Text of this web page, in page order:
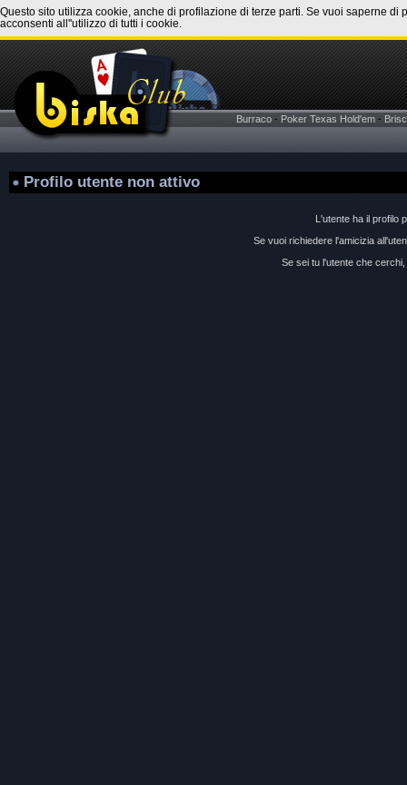
Questo sito utilizza cookie, anche di profilazione di terze parti. Se vuoi saperne
acconsenti all''utilizzo di tutti i cookie.
Burraco - Poker Texas Hold'em -
Profilo utente non attivo
L'utente ha il profilo
Se vuoi richiedere l'amicizia
Se sei tu l'utente che